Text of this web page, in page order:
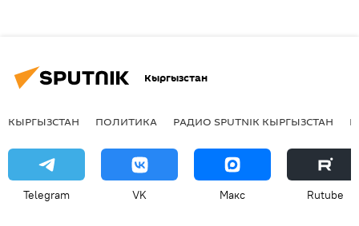
Кыргызстан
КЫРГЫЗСТАН ПОЛИТИКА РАДИО SPUTNIK КЫРГЫЗСТАН
Telegram VK Макс Rutube